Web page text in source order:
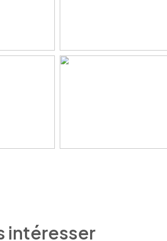
intéresser